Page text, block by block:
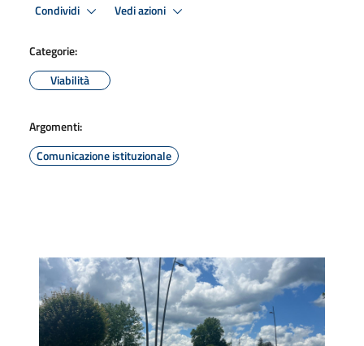
Condividi Vedi azioni
Categorie:
Viabilità
Argomenti:
Comunicazione istituzionale